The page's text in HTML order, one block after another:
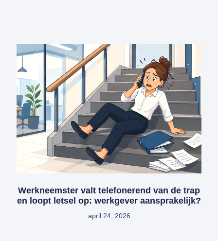
Werkneemster valt telefonerend van de trap
en loopt letsel op: werkgever aansprakelijk?
april 24, 2026